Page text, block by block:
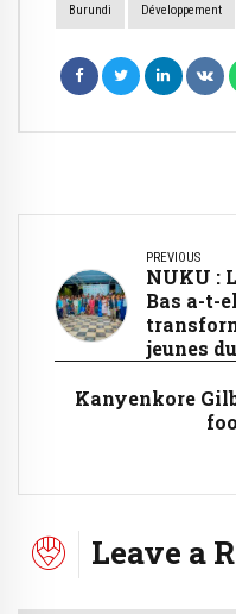
Burundi Développement
PREVIOUS
NUKU :
Bas a-t-
jeunes
Kanyenkore
Leave a